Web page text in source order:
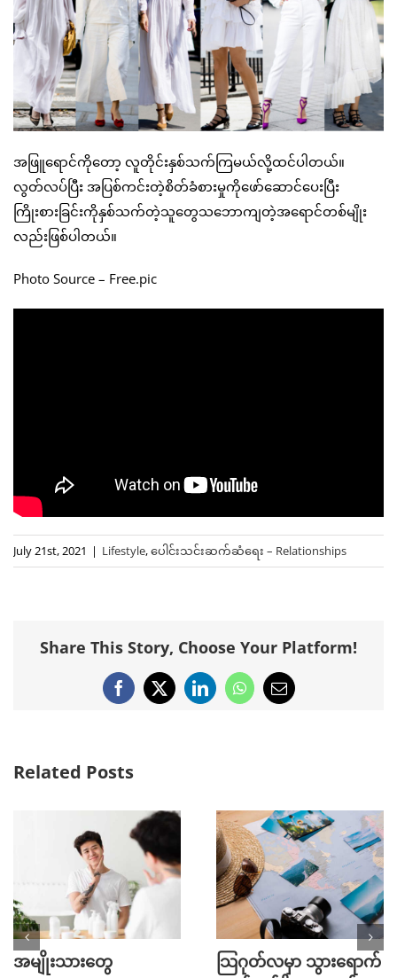
အဖြူရောင်ကိုတော့ လူတိုင်းနှစ်သက်ကြမယ်လို့ထင်ပါတယ်။
လွတ်လပ်ပြီး အပြစ်ကင်းတဲ့စိတ်ခံစားမှုကိုဖော်ဆောင်ပေးပြီး
ကြိုးစားခြင်းကိုနှစ်သက်တဲ့သူတွေသဘောကျတဲ့အရောင်တစ်မျိုး
လည်းဖြစ်ပါတယ်။
Photo Source – Free.pic
July 21st, 2021 | Lifestyle,ပေါင်းသင်းဆက်ဆံရေး – Relationships
Share This Story, Choose Your Platform!
Facebook
X LinkedInWhatsApp
Email
Related Posts
အမျိုးသားတွေ
သြဂုတ်လမှာ သွားရောက်